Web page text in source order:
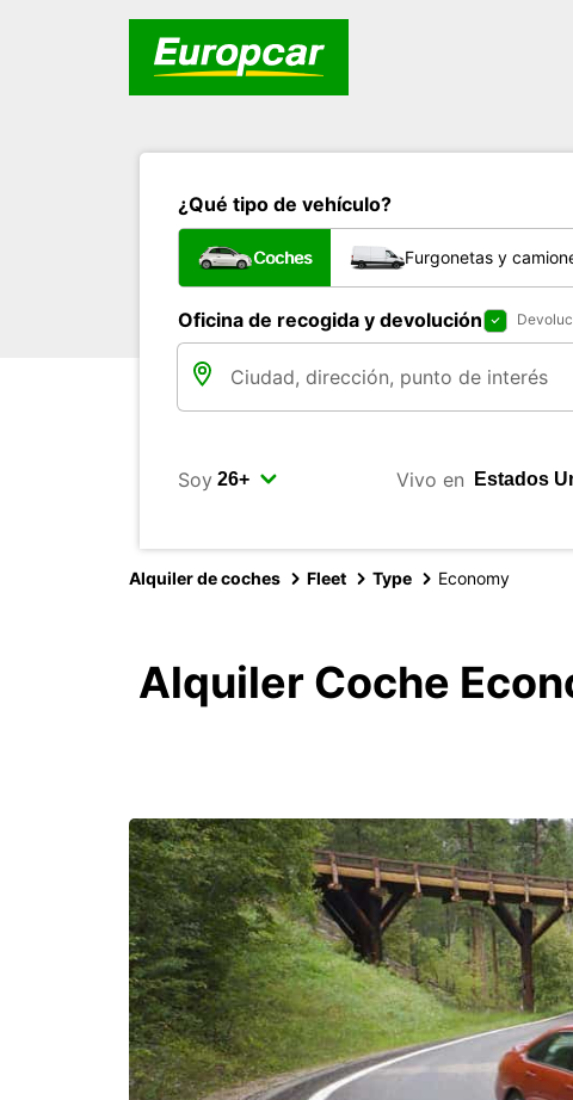
¿Qué tipo de vehículo?
Coches Furgonetas y
Oficina de recogida y devolución
Soy Vivo en
Alquiler de coches Fleet Type Economy
Alquiler Coche